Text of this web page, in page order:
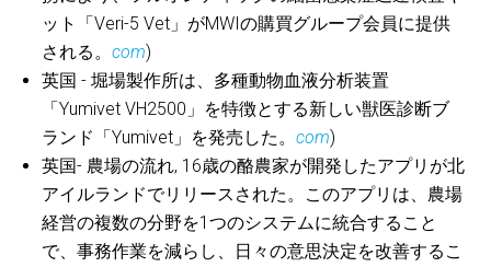
ット「Veri-5 Vet」がMWIの購買グループ会員に提供
される。com)
英国 - 堀場製作所は、多種動物血液分析装置
「Yumivet VH2500」を特徴とする新しい獣医診断ブ
ランド「Yumivet」を発売した。com)
英国- 農場の流れ, 16歳の酪農家が開発したアプリが北
アイルランドでリリースされた。このアプリは、農場
経営の複数の分野を1つのシステムに統合すること
で、事務作業を減らし、日々の意思決定を改善するこ